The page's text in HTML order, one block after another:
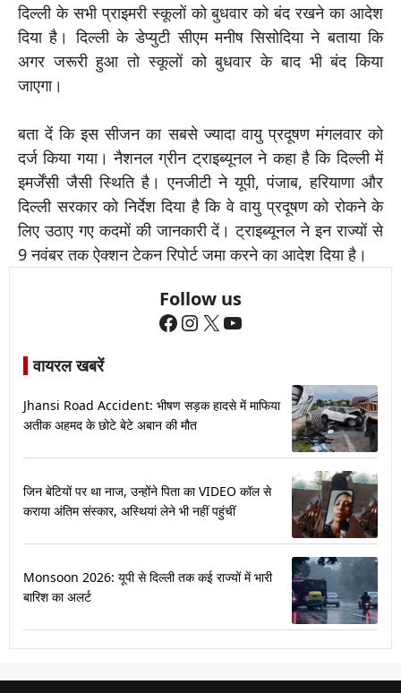
दिल्ली के सभी प्राइमरी स्कूलों को बुधवार को बंद रखने का आदेश
दिया है। दिल्ली के डेप्युटी सीएम मनीष सिसोदिया ने बताया कि
अगर जरूरी हुआ तो स्कूलों को बुधवार के बाद भी बंद किया
जाएगा।
बता दें कि इस सीजन का सबसे ज्यादा वायु प्रदूषण मंगलवार को
दर्ज किया गया। नैशनल ग्रीन ट्राइब्यूनल ने कहा है कि दिल्ली में
इमर्जेंसी जैसी स्थिति है। एनजीटी ने यूपी, पंजाब, हरियाणा और
दिल्ली सरकार को निर्देश दिया है कि वे वायु प्रदूषण को रोकने के
लिए उठाए गए कदमों की जानकारी दें। ट्राइब्यूनल ने इन राज्यों से
9 नवंबर तक ऐक्शन टेकन रिपोर्ट जमा करने का आदेश दिया है।
Follow us
Facebook
Instagram
X YouTube
वायरल खबरें
Jhansi Road Accident: भीषण सड़क हादसे में माफिया
अतीक अहमद के छोटे बेटे अबान की मौत
जिन बेटियों पर था नाज, उन्होंने पिता का VIDEO कॉल से
कराया अंतिम संस्कार, अस्थियां लेने भी नहीं पहुंचीं
Monsoon 2026: यूपी से दिल्ली तक कई राज्यों में भारी
बारिश का अलर्ट